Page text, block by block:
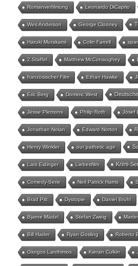
Romanverfilmung Leonardo DiCaprio
Wes Anderson George Clooney
Haruki Murakami Colin Farrell
2.Staffel Matthew McConaughey
französischer Film Ethan Hawke
Eric Berg Dominic West
Jesse Plemons Philip Roth Josef
Jonathan Nolan Edward Norton
Henry Winkler our pathetic age
Lars Eidinger Liebesfilm Krimi-
Comedy-Serie Neil Patrick Harris
Brad Pitt Dystopie Daniel Brühl
Bjarne Mädel Stefan Zweig
Bill Hader Ryan Gosling Roberto
Giorgos Lanthimos Kieran Culkin